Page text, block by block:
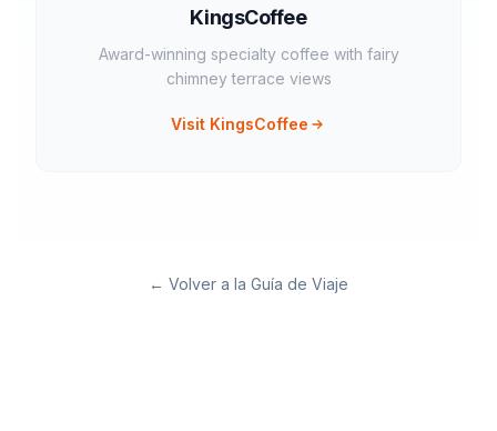
KingsCoffee
Award-winning specialty coffee with fairy
chimney terrace views
Visit KingsCoffee
← Volver a la Guía de Viaje